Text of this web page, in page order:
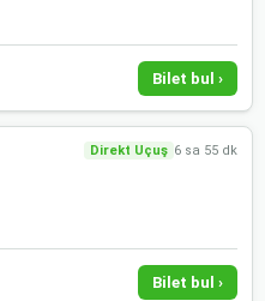
Bilet bul ›
Direkt Uçuş 6 sa 55 dk
Bilet bul ›